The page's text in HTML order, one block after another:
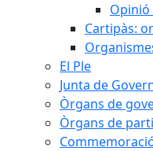
Cartipàs:
El Ple
Junta de
Òrgans de
Òrgans de